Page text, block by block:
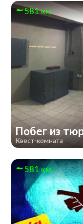
581 км
Побег из
Квест-комната
581 км